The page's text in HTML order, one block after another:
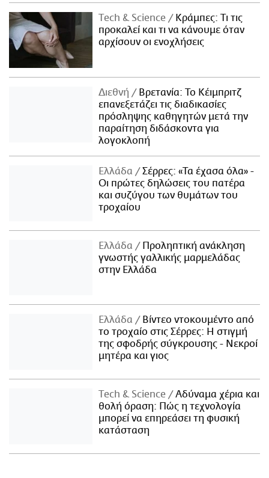
Τech & Science
Κράμπες: Τι τις
προκαλεί και τι να κάνουμε όταν
αρχίσουν οι ενοχλήσεις
Διεθνή
Βρετανία: Το Κέιμπριτζ
επανεξετάζει τις διαδικασίες
πρόσληψης καθηγητών μετά την
παραίτηση διδάσκοντα για
λογοκλοπή
Ελλάδα
Σέρρες: «Τα έχασα όλα» -
Οι πρώτες δηλώσεις του πατέρα
και συζύγου των θυμάτων του
τροχαίου
Ελλάδα
Προληπτική ανάκληση
γνωστής γαλλικής μαρμελάδας
στην Ελλάδα
Ελλάδα
Βίντεο ντοκουμέντο από
το τροχαίο στις Σέρρες: Η στιγμή
της σφοδρής σύγκρουσης - Νεκροί
μητέρα και γιος
Τech & Science
Αδύναμα χέρια και
θολή όραση: Πώς η τεχνολογία
μπορεί να επηρεάσει τη φυσική
κατάσταση